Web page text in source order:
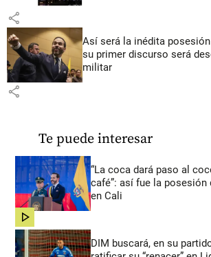
share
Así será la inédita
su primer discurso será
militar
share
Te puede interesar
“La coca dará paso al
café”: así fue la posesión
en Cali
share
DIM buscará, en su